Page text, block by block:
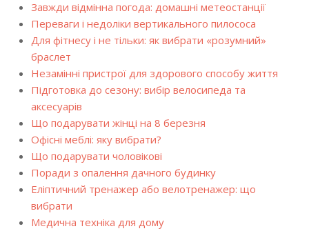
Завжди відмінна погода: домашні метеостанції
Переваги і недоліки вертикального пилососа
Для фітнесу і не тільки: як вибрати «розумний»
браслет
Незамінні пристрої для здорового способу життя
Підготовка до сезону: вибір велосипеда та
аксесуарів
Що подарувати жінці на 8 березня
Офісні меблі: яку вибрати?
Що подарувати чоловікові
Поради з опалення дачного будинку
Еліптичний тренажер або велотренажер: що
вибрати
Медична техніка для дому